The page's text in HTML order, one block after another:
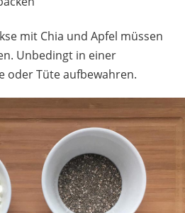
mit Chia und Apfel müssen
Unbedingt in einer
oder Tüte aufbewahren.